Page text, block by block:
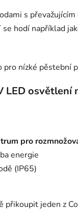
s převažujícím
hodí například
nízké pěstební
LED osvětlení
pro
energie
(IP65)
přikoupit jeden z